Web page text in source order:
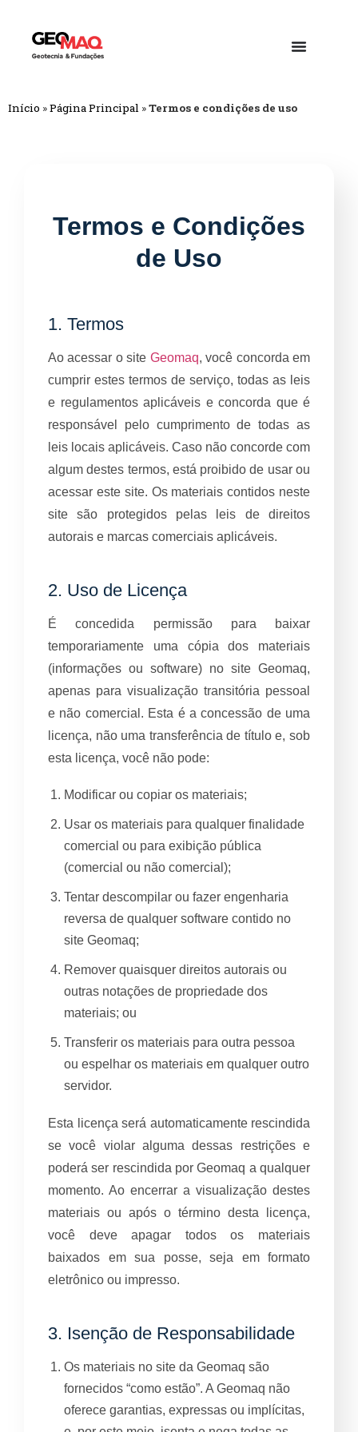
Início »Página Principal »Termos e condições de uso
Termos e Condições
de Uso
1. Termos
Ao acessar o site Geomaq, você concorda em
cumprir estes termos de serviço, todas as leis
e regulamentos aplicáveis e concorda que é
responsável pelo cumprimento de todas as
leis locais aplicáveis. Caso não concorde com
algum destes termos, está proibido de usar ou
acessar este site. Os materiais contidos neste
site são protegidos pelas leis de direitos
autorais e marcas comerciais aplicáveis.
2. Uso de Licença
É concedida permissão para baixar
temporariamente uma cópia dos materiais
(informações ou software) no site Geomaq,
apenas para visualização transitória pessoal
e não comercial. Esta é a concessão de uma
licença, não uma transferência de título e, sob
esta licença, você não pode:
Modificar ou copiar os materiais;
Usar os materiais para qualquer finalidade
comercial ou para exibição pública
(comercial ou não comercial);
Tentar descompilar ou fazer engenharia
reversa de qualquer software contido no
site Geomaq;
Remover quaisquer direitos autorais ou
outras notações de propriedade dos
materiais; ou
Transferir os materiais para outra pessoa
ou espelhar os materiais em qualquer outro
servidor.
Esta licença será automaticamente rescindida
se você violar alguma dessas restrições e
poderá ser rescindida por Geomaq a qualquer
momento. Ao encerrar a visualização destes
materiais ou após o término desta licença,
você deve apagar todos os materiais
baixados em sua posse, seja em formato
eletrônico ou impresso.
3. Isenção de Responsabilidade
Os materiais no site da Geomaq são
fornecidos “como estão”. A Geomaq não
oferece garantias, expressas ou implícitas,